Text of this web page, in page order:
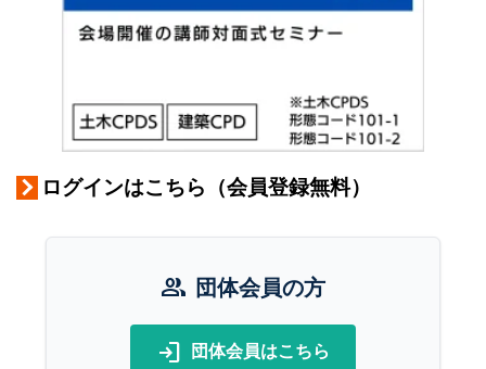
ログインはこちら（会員登録無料）
group 団体会員の方
login 団体会員はこちら